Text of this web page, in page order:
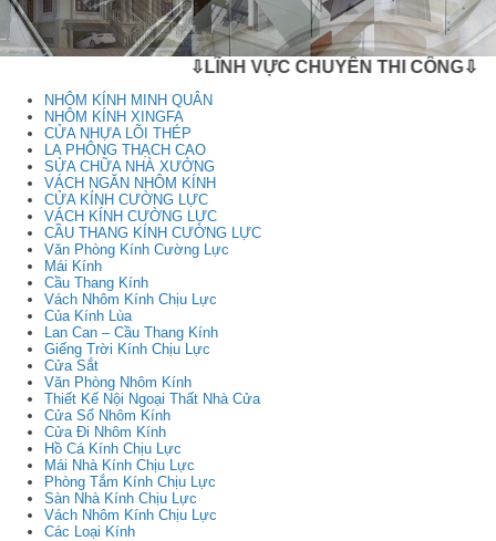
⇩LĨNH VỰC CHUYÊN THI CÔNG⇩
NHÔM KÍNH MINH QUÂN
NHÔM KÍNH XINGFA
CỬA NHỰA LÕI THÉP
LA PHÔNG THẠCH CAO
SỬA CHỮA NHÀ XƯỞNG
VÁCH NGĂN NHÔM KÍNH
CỬA KÍNH CƯỜNG LỰC
VÁCH KÍNH CƯỜNG LỰC
CẦU THANG KÍNH CƯỜNG LỰC
Văn Phòng Kính Cường Lực
Mái Kính
Cầu Thang Kính
Vách Nhôm Kính Chịu Lực
Của Kính Lùa
Lan Can – Cầu Thang Kính
Giếng Trời Kính Chịu Lực
Cửa Sắt
Văn Phòng Nhôm Kính
Thiết Kế Nội Ngoại Thất Nhà Cửa
Cửa Sổ Nhôm Kính
Cửa Đi Nhôm Kính
Hồ Cá Kính Chịu Lực
Mái Nhà Kính Chịu Lực
Phòng Tắm Kính Chịu Lực
Sàn Nhà Kính Chịu Lực
Vách Nhôm Kính Chịu Lực
Các Loại Kính